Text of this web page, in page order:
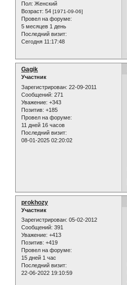
Пол: Женский
Возраст: 54 [1971-09-06]
Провел на форуме:
5 месяцев 1 день
Последний визит:
Сегодня 11:17:48
Gagik
Участник
Зарегистрирован: 22-09-2011
Сообщений: 271
Уважение: +343
Позитив: +185
Провел на форуме:
11 дней 16 часов
Последний визит:
08-01-2025 02:20:02
prokhozy
Участник
Зарегистрирован: 05-02-2012
Сообщений: 391
Уважение: +413
Позитив: +419
Провел на форуме:
15 дней 1 час
Последний визит:
22-06-2022 19:10:59